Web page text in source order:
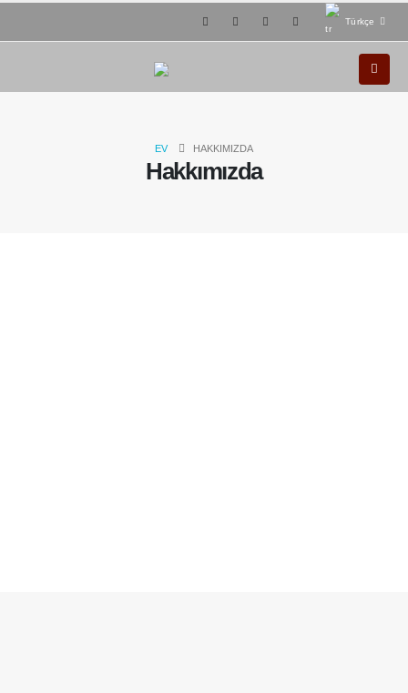
Türkçe
EV HAKKIMIZDA
Hakkımızda